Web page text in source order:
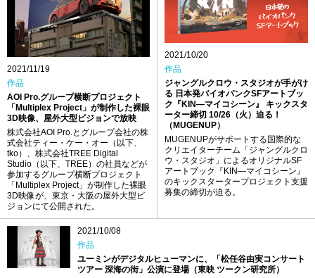
2021/11/19
作品
AOI Pro.グループ横断プロジェクト
「Multiplex Project」が制作した裸眼
3D映像、屋外大型ビジョンで放映
株式会社AOI Pro.とグループ会社の株
式会社ティー・ケー・オー（以下、
tko）、株式会社TREE Digital
Studio（以下、TREE）の社員などが
参加するグループ横断プロジェクト
「Multiplex Project」が制作した裸眼
3D映像が、東京・大阪の屋外大型ビ
ジョンにて公開された。
2021/10/20
作品
ジャングルクロウ・スタジオが手がけ
る 日本発バイオパンクSFアートブッ
ク『KIN―マイコシーン』 キックスタ
ーター締切 10/26（火）迫る！
（MUGENUP）
MUGENUPがサポートする国際的な
クリエイターチーム「ジャングルクロ
ウ・スタジオ」によるオリジナルSF
アートブック『KIN―マイコシーン』
のキックスタータープロジェクト支援
募集の締切が迫る。
2021/10/08
作品
ユーミンがデジタルヒューマンに、「松任谷由実コンサート
ツアー 深海の街」公演に登場（東映 ツークン研究所）